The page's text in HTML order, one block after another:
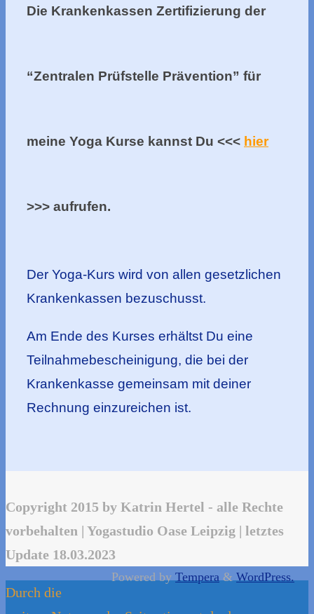
Die Krankenkassen Zertifizierung der
“Zentralen Prüfstelle Prävention” für
meine Yoga Kurse kannst Du <<< hier
>>> aufrufen.
Der Yoga-Kurs wird von allen gesetzlichen
Krankenkassen bezuschusst.
Am Ende des Kurses erhältst Du eine
Teilnahmebescheinigung, die bei der
Krankenkasse gemeinsam mit deiner
Rechnung einzureichen ist.
Copyright 2015 by Katrin Hertel - alle Rechte
vorbehalten | Yogastudio Oase Leipzig | letztes
Update 18.03.2023
Powered byTempera&WordPress.
Durch die